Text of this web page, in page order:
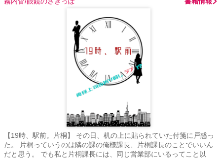
【19時、駅前。片桐】 その日、机の上に貼られていた付箋に戸惑っ
た。 片桐っていうのは隣の課の俺様課長、片桐課長のことでいいん
だと思う。 でも私と片桐課長には、同じ営業部にいるってこと以